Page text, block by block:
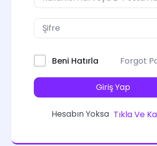
Beni Hatırla Forgot
Giriş Yap
Hesabın Yoksa Tıkla Ve